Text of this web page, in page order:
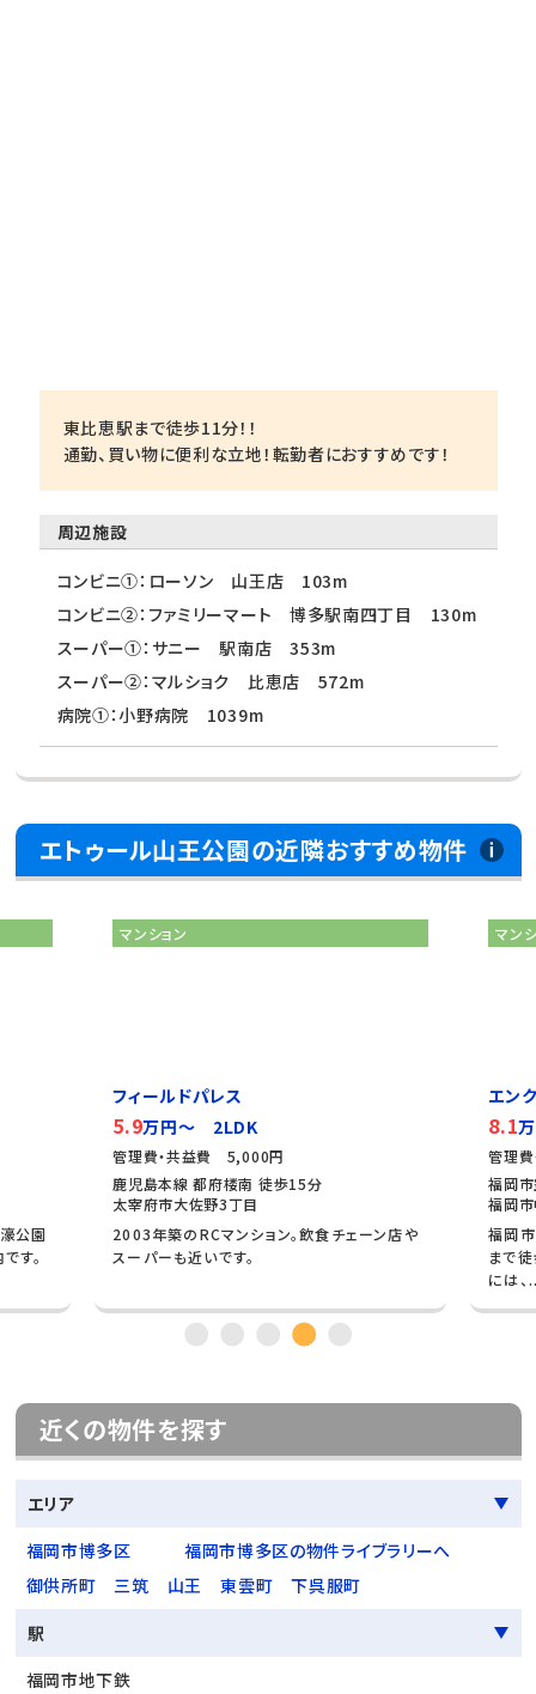
東比恵駅まで徒歩11分！！
通勤、買い物に便利な立地！転勤者におすすめです！
周辺施設
コンビニ①：ローソン 山王店 103m
コンビニ②：ファミリーマート 博多駅南四丁目 130m
スーパー①：サニー 駅南店 353m
スーパー②：マルショク 比恵店 572m
病院①：小野病院 1039m
エトゥール山王公園の近隣おすすめ物件
公園
す。
マンション
フィールドパレス
5.9万円～ 2LDK
管理費・共益費 5,000円
鹿児島本線 都府楼南 徒歩15分
太宰府市大佐野3丁目
2003年築のRCマンション。飲食チェーン店や
スーパーも近いです。
マン
エン
8.1
管理
福岡
福岡
福岡
まで
には、
近くの物件を探す
エリア
福岡市博多区
福岡市博多区の物件ライブラリーへ
御供所町
三筑 山王 東雲町
下呉服町
駅
福岡市地下鉄